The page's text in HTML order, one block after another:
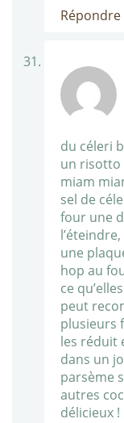
Répondre
du céleri
un risotto
miam
sel de
four une
une
hop au
ce
peut
plusieurs
les réduit
dans un
parsème
autres
délicieux !